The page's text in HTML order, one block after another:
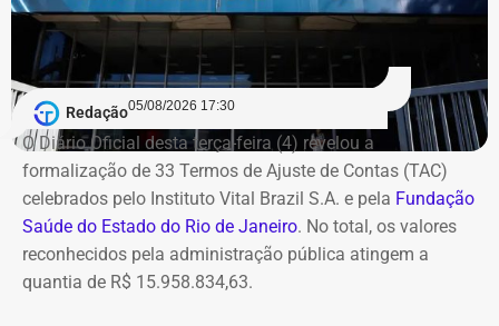
recursos do Sistema Único de Saúde (SUS) usados em
2007, quando Dr. Flávio comandava a Saúde de
Queimados.
Segundo o Ministério Público, o TCU concluiu que parte
das despesas realizadas com verbas federais não foi
devidamente comprovada. As contas foram julgadas
irregulares em 2021, e a decisão foi mantida em março
de 2024, quando o tribunal rejeitou o recurso apresentado
pelo deputado.
Redação05/08/2026 17:30
O Diário Oficial desta terça-feira (4) revelou a
formalização de 33 Termos de Ajuste de Contas (TAC)
celebrados pelo Instituto Vital Brazil S.A. e pela Fundação
Saúde do Estado do Rio de Janeiro. No total, os valores
reconhecidos pela administração pública atingem a
quantia de R$ 15.958.834,63.